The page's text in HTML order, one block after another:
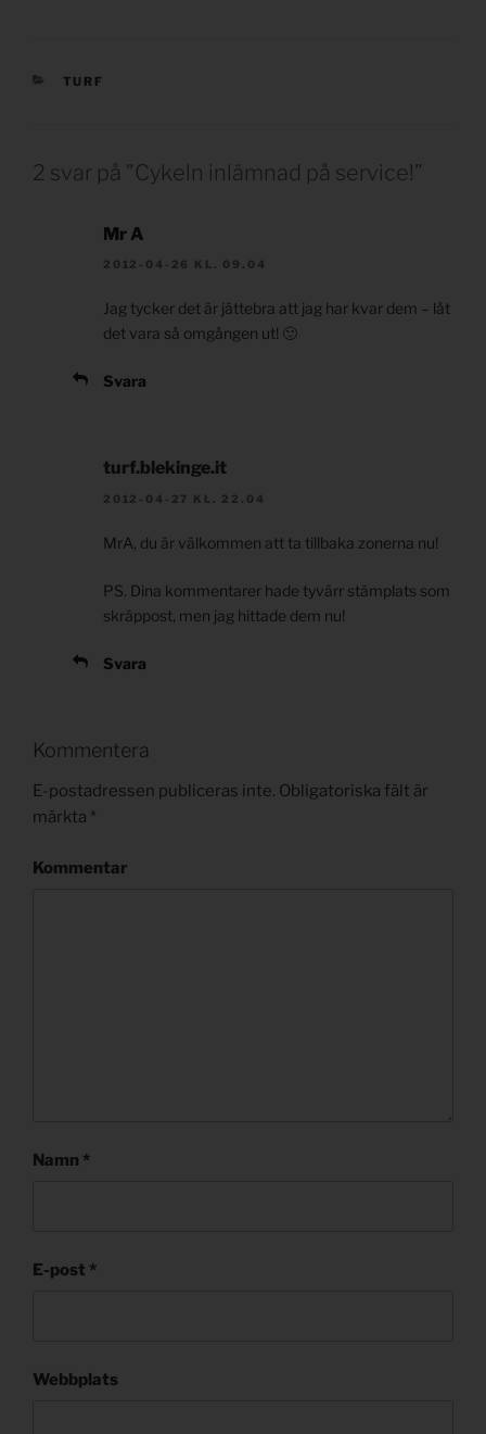
KATEGORIER
TURF
2 svar på ”Cykeln inlämnad på service!”
Mr A
2012-04-26 KL. 09.04
Jag tycker det är jättebra att jag har kvar dem – låt
det vara så omgången ut! 🙂
Svara
turf.blekinge.it
2012-04-27 KL. 22.04
MrA, du är välkommen att ta tillbaka zonerna nu!
PS. Dina kommentarer hade tyvärr stämplats som
skräppost, men jag hittade dem nu!
Svara
Kommentera
E-postadressen publiceras inte. Obligatoriska fält är
märkta *
Kommentar
Namn *
E-post *
Webbplats